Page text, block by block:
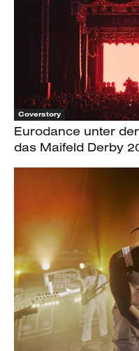
Coverstory
Eurodance unter
das Maifeld Derby